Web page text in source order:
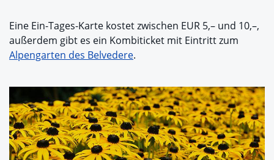
Eine Ein-Tages-Karte kostet zwischen EUR 5,– und 10,–,
außerdem gibt es ein Kombiticket mit Eintritt zum
Alpengarten des Belvedere.